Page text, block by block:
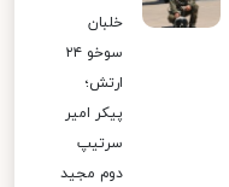
خلبان
سوخو ۲۴
ارتش؛
پیکر امیر
سرتیپ
دوم مجید